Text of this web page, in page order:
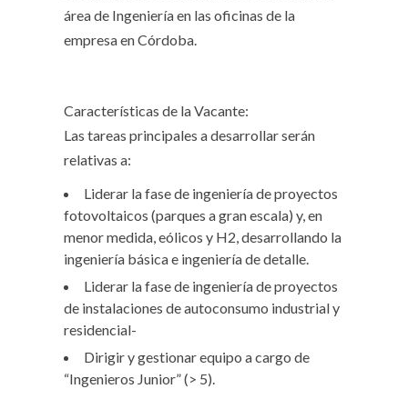
área de Ingeniería en las oficinas de la
empresa en Córdoba.
Características de la Vacante:
Las tareas principales a desarrollar serán
relativas a:
Liderar la fase de ingeniería de proyectos
fotovoltaicos (parques a gran escala) y, en
menor medida, eólicos y H2, desarrollando la
ingeniería básica e ingeniería de detalle.
Liderar la fase de ingeniería de proyectos
de instalaciones de autoconsumo industrial y
residencial-
Dirigir y gestionar equipo a cargo de
“Ingenieros Junior” (> 5).